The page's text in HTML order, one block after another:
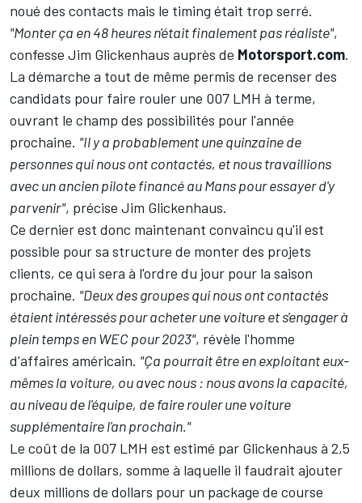
noué des contacts mais le timing était trop serré.
"Monter ça en 48 heures n'était finalement pas réaliste",
confesse Jim Glickenhaus auprès de Motorsport.com.
La démarche a tout de même permis de recenser des
candidats pour faire rouler une 007 LMH à terme,
ouvrant le champ des possibilités pour l'année
prochaine. "Il y a probablement une quinzaine de
personnes qui nous ont contactés, et nous travaillions
avec un ancien pilote financé au Mans pour essayer d'y
parvenir", précise Jim Glickenhaus.
Ce dernier est donc maintenant convaincu qu'il est
possible pour sa structure de monter des projets
clients, ce qui sera à l'ordre du jour pour la saison
prochaine. "Deux des groupes qui nous ont contactés
étaient intéressés pour acheter une voiture et s'engager à
plein temps en WEC pour 2023", révèle l'homme
d'affaires américain. "Ça pourrait être en exploitant eux-
mêmes la voiture, ou avec nous : nous avons la capacité,
au niveau de l'équipe, de faire rouler une voiture
supplémentaire l'an prochain."
Le coût de la 007 LMH est estimé par Glickenhaus à 2,5
millions de dollars, somme à laquelle il faudrait ajouter
deux millions de dollars pour un package de course